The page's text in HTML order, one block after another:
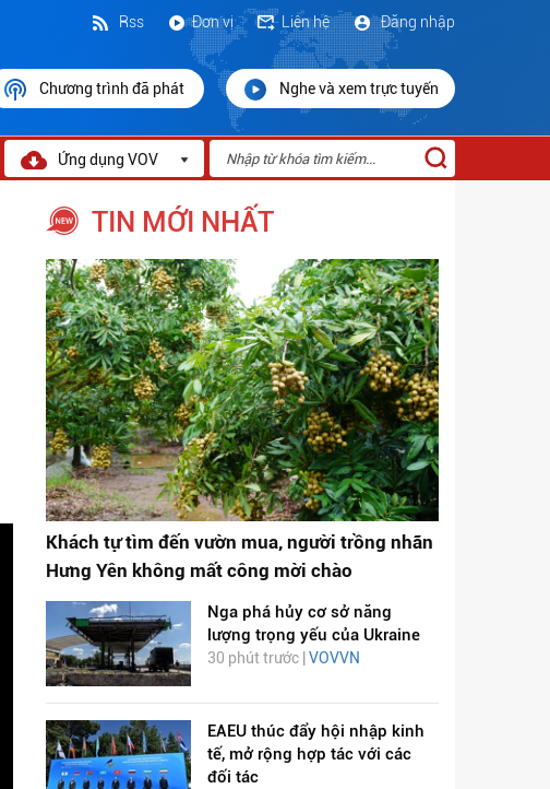
Đăng nhập
Liên hệ
Đơn vị
Rss
Chương trình đã phát Nghe và xem trực tuyến
Ứng dụng VOV
TIN MỚI NHẤT
Khách tự tìm đến vườn mua, người trồng nhãn
Hưng Yên không mất công mời chào
Nga phá hủy cơ sở năng
lượng trọng yếu của Ukraine
30 phút trước | VOVVN
EAEU thúc đẩy hội nhập kinh
tế, mở rộng hợp tác với các
đối tác